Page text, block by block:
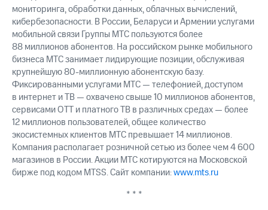
деловая этика
На главную
мониторинга, обработки данных, облачных вычислений,
кибербезопасности. В России, Беларуси и Армении услугами
мобильной связи Группы МТС пользуются более
88 миллионов абонентов. На российском рынке мобильного
бизнеса МТС занимает лидирующие позиции, обслуживая
крупнейшую 80-миллионную абонентскую базу.
Фиксированными услугами МТС — телефонией, доступом
в интернет и ТВ — охвачено свыше 10 миллионов абонентов,
сервисами OTT и платного ТВ в различных средах — более
12 миллионов пользователей, общее количество
экосистемных клиентов МТС превышает 14 миллионов.
Компания располагает розничной сетью из более чем 4 600
магазинов в России. Акции МТС котируются на Московской
бирже под кодом MTSS. Сайт компании:www.mts.ru
* * *